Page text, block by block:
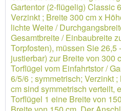
Gartentor (2-flügelig) Classic
Verzinkt ; Breite 300 cm x
lichte Weite /
Gesamtbreite / Einbaubreite
Torpfosten), müssen Sie 26,5
justierbar) zur Breite von 300
Torflügel vom Einfahrtstor /
6/5/6 ; symmetrisch; Verzinkt
cm sind symmetrisch verteilt,
Torflügel 1 eine Breite von